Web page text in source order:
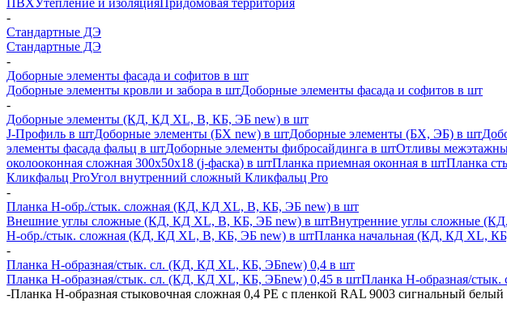
ПВХУтепление и изоляцияПридомовая территория
-
Стандартные ДЭ
Стандартные ДЭ
-
Доборные элементы фасада и софитов в шт
Доборные элементы кровли и забора в штДоборные элементы фасада и софитов в шт
-
Доборные элементы (КД, КД XL, В, КБ, ЭБ new) в шт
J-Профиль в штДоборные элементы (БХ new) в штДоборные элементы (БХ, ЭБ) в шт
элементы фасада фальц в штДоборные элементы фибросайдинга в штОтливы
околооконная сложная 300х50х18 (j-фаска) в штПланка приемная оконная в штПланка
Кликфальц ProУгол внутренний сложный Кликфальц Pro
-
Планка H-обр./стык. сложная (КД, КД XL, В, КБ, ЭБ new) в шт
Внешние углы сложные (КД, КД XL, В, КБ, ЭБ new) в штВнутренние углы сложные
H-обр./стык. сложная (КД, КД XL, В, КБ, ЭБ new) в штПланка начальная (КД, КД XL,
-
Планка H-образная/стык. сл. (КД, КД XL, КБ, ЭБnew) 0,4 в шт
Планка H-образная/стык. сл. (КД, КД XL, КБ, ЭБnew) 0,45 в штПланка H-образная/
-Планка Н-образная стыковочная сложная 0,4 PE с пленкой RAL 9003 сигнальный